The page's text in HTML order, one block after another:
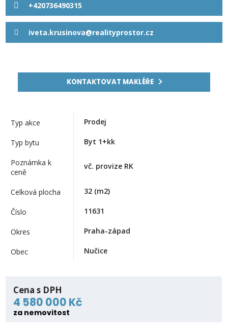
+420736490315
iveta.krusinova@realityprostor.cz
KONTAKTOVAT MAKLÉŘE
Typ akce Prodej
Typ bytu Byt 1+kk
Poznámka k
ceně
vč. provize RK
Celková plocha 32 (m2)
Číslo 11631
Okres Praha-západ
Obec Nučice
Cena s DPH
4 580 000 Kč
za nemovitost